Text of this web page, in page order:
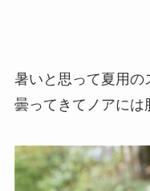
暑いと思って夏用の
曇ってきてノアには